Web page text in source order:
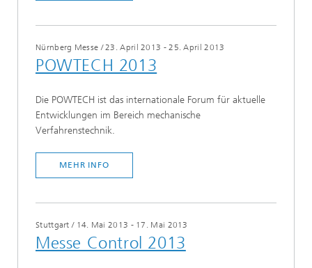
Nürnberg Messe /23. April 2013 - 25. April 2013
POWTECH 2013
Die POWTECH ist das internationale Forum für aktuelle
Entwicklungen im Bereich mechanische
Verfahrenstechnik.
MEHR INFO
Stuttgart / 14. Mai 2013 - 17. Mai 2013
Messe Control 2013